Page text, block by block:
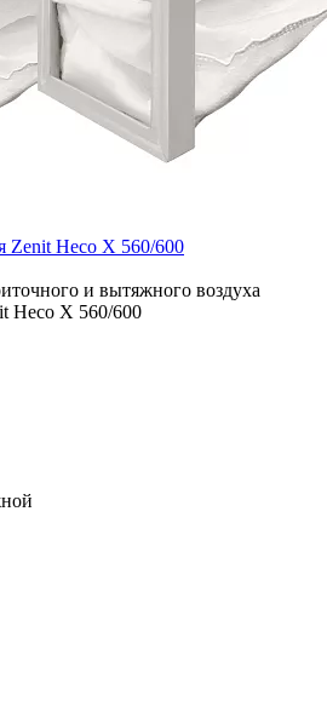
Zenit Heco X 560/600
и вытяжного воздуха
Heco X 560/600